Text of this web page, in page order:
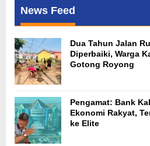
News Feed
Dua Tahun Jalan
Diperbaiki, Warga
Gotong Royong
Pengamat: Bank
Ekonomi Rakyat,
ke Elite